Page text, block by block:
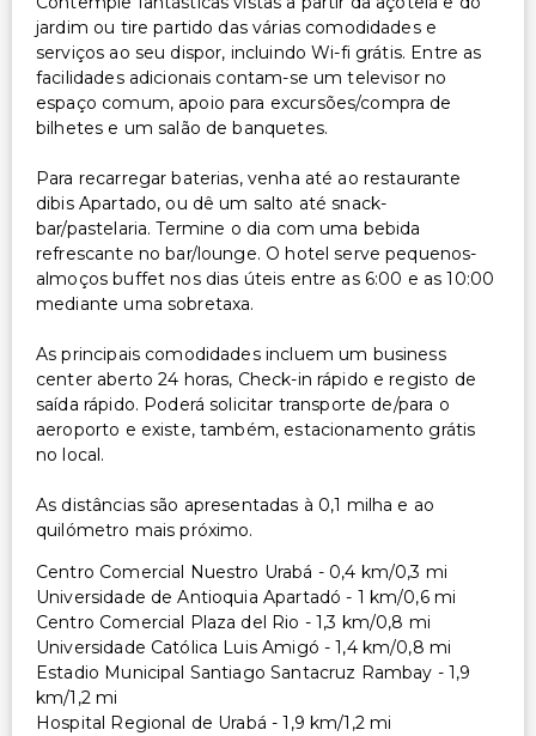
jardim ou tire partido das várias comodidades e
serviços ao seu dispor, incluindo Wi-fi grátis. Entre as
facilidades adicionais contam-se um televisor no
espaço comum, apoio para excursões/compra de
bilhetes e um salão de banquetes.
Para recarregar baterias, venha até ao restaurante
dibis Apartado, ou dê um salto até snack-
bar/pastelaria. Termine o dia com uma bebida
refrescante no bar/lounge. O hotel serve pequenos-
almoços buffet nos dias úteis entre as 6:00 e as 10:00
mediante uma sobretaxa.
As principais comodidades incluem um business
center aberto 24 horas, Check-in rápido e registo de
saída rápido. Poderá solicitar transporte de/para o
aeroporto e existe, também, estacionamento grátis
no local.
As distâncias são apresentadas à 0,1 milha e ao
quilómetro mais próximo.
Centro Comercial Nuestro Urabá - 0,4 km/0,3 mi
Universidade de Antioquia Apartadó - 1 km/0,6 mi
Centro Comercial Plaza del Rio - 1,3 km/0,8 mi
Universidade Católica Luis Amigó - 1,4 km/0,8 mi
Estadio Municipal Santiago Santacruz Rambay - 1,9
km/1,2 mi
Hospital Regional de Urabá - 1,9 km/1,2 mi